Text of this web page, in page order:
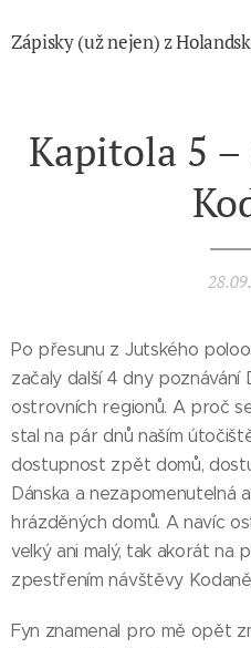
Zápisky (už nejen) z
Kapitola 5
Po přesunu z Jutského
začaly další 4 dny poznávání
ostrovních regionů. A proč
stal na pár dnů naším
dostupnost zpět domů,
Dánska a nezapomenutelná
hrázděných domů. A navíc
velký ani malý, tak akorát na
zpestřením návštěvy
Fyn znamenal pro mě opět